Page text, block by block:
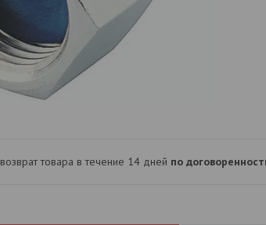
возврат товара в течение 14 дней по